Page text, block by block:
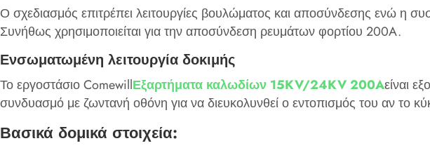
Ο σχεδιασμός επιτρέπει λειτουργίες βουλώματος και αποσύνδεσης ενώ η
Συνήθως χρησιμοποιείται για την αποσύνδεση ρευμάτων φορτίου 200A. ‌
Ενσωματωμένη λειτουργία δοκιμής
Το εργοστάσιο ComewillΕξαρτήματα καλωδίων 15KV/24KV 200Aείναι
συνδυασμό με ζωντανή οθόνη για να διευκολυνθεί ο εντοπισμός του αν το
Βασικά δομικά στοιχεία: